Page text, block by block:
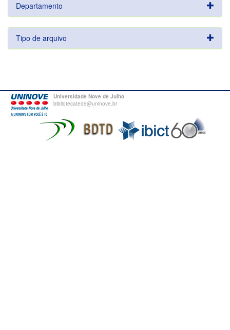
Departamento
Tipo de arquivo
Universidade Nove de Julho
bibliotecatede@uninove.br